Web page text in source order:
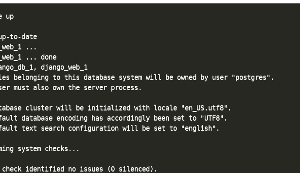
up
to-date
...
... done
django_web_1
belonging to this database system will be owned by user "postgres".
must also own the server process.
cluster will be initialized with locale "en_US.utf8".
database encoding has accordingly been set to "UTF8".
text search configuration will be set to "english".
system checks...
check identified no issues (0 silenced).